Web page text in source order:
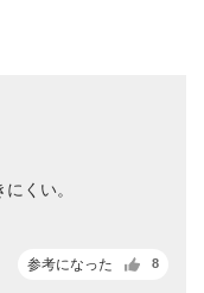
くい。
参考になった 8